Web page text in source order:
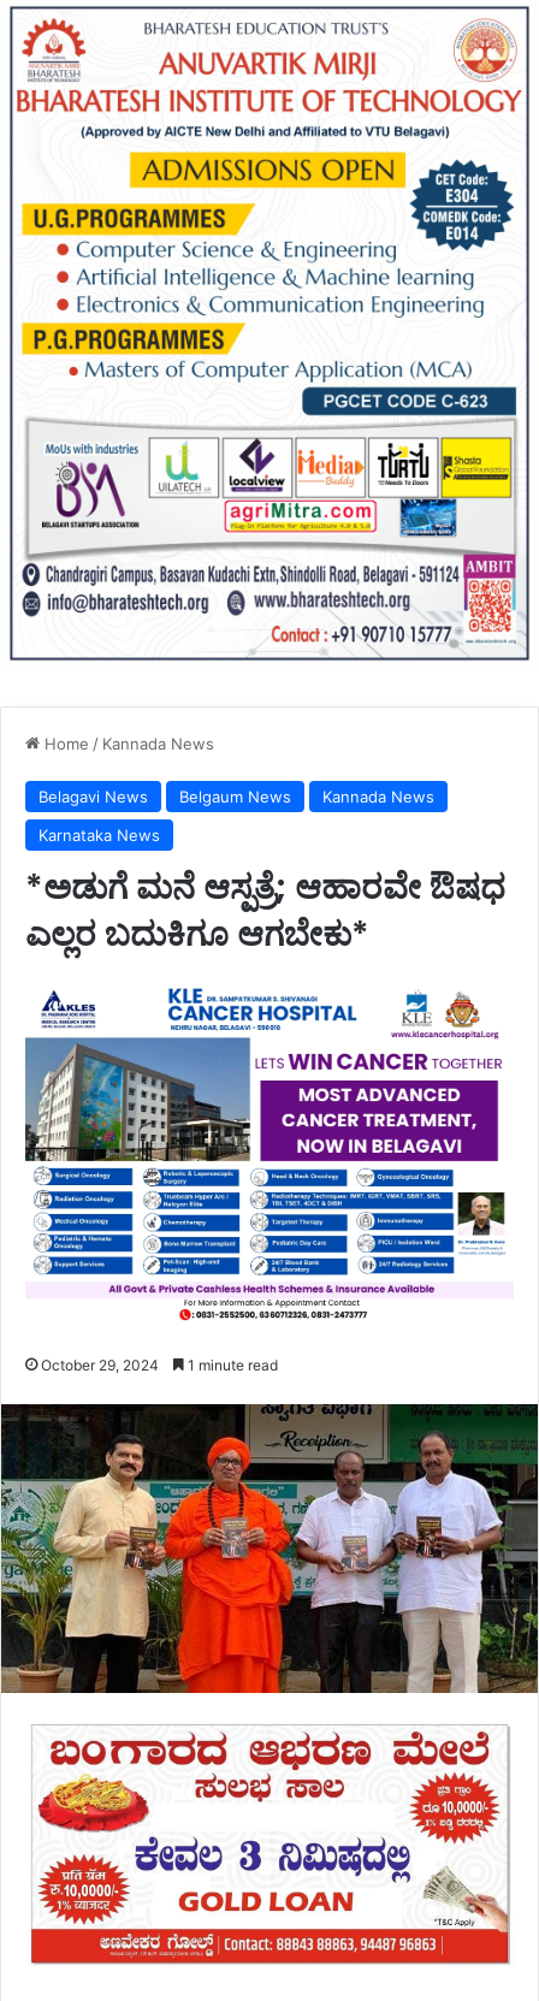
Home / Kannada News
Belagavi News Belgaum News
Kannada News
Karnataka News
*ಅಡುಗೆ ಮನೆ ಆಸ್ಪತ್ರೆ; ಆಹಾರವೇ ಔಷಧ
ಎಲ್ಲರ ಬದುಕಿಗೂ ಆಗಬೇಕು*
October 29, 2024 1 minute read